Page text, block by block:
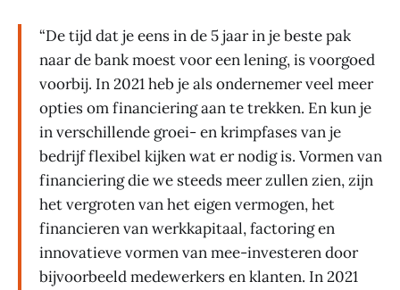
“De tijd dat je eens in de 5 jaar in je beste pak
naar de bank moest voor een lening, is voorgoed
voorbij. In 2021 heb je als ondernemer veel meer
opties om financiering aan te trekken. En kun je
in verschillende groei- en krimpfases van je
bedrijf flexibel kijken wat er nodig is. Vormen van
financiering die we steeds meer zullen zien, zijn
het vergroten van het eigen vermogen, het
financieren van werkkapitaal, factoring en
innovatieve vormen van mee-investeren door
bijvoorbeeld medewerkers en klanten. In 2021